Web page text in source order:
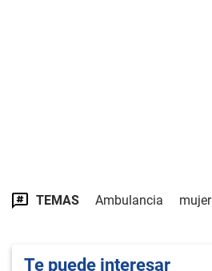
TEMAS Ambulancia mujer
Te puede interesar